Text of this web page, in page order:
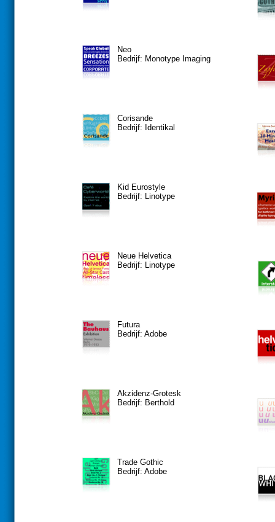
Neo
Bedrijf: Monotype Imaging
Corisande
Bedrijf: Identikal
Kid Eurostyle
Bedrijf: Linotype
Neue Helvetica
Bedrijf: Linotype
Futura
Bedrijf: Adobe
Akzidenz-Grotesk
Bedrijf: Berthold
Trade Gothic
Bedrijf: Adobe